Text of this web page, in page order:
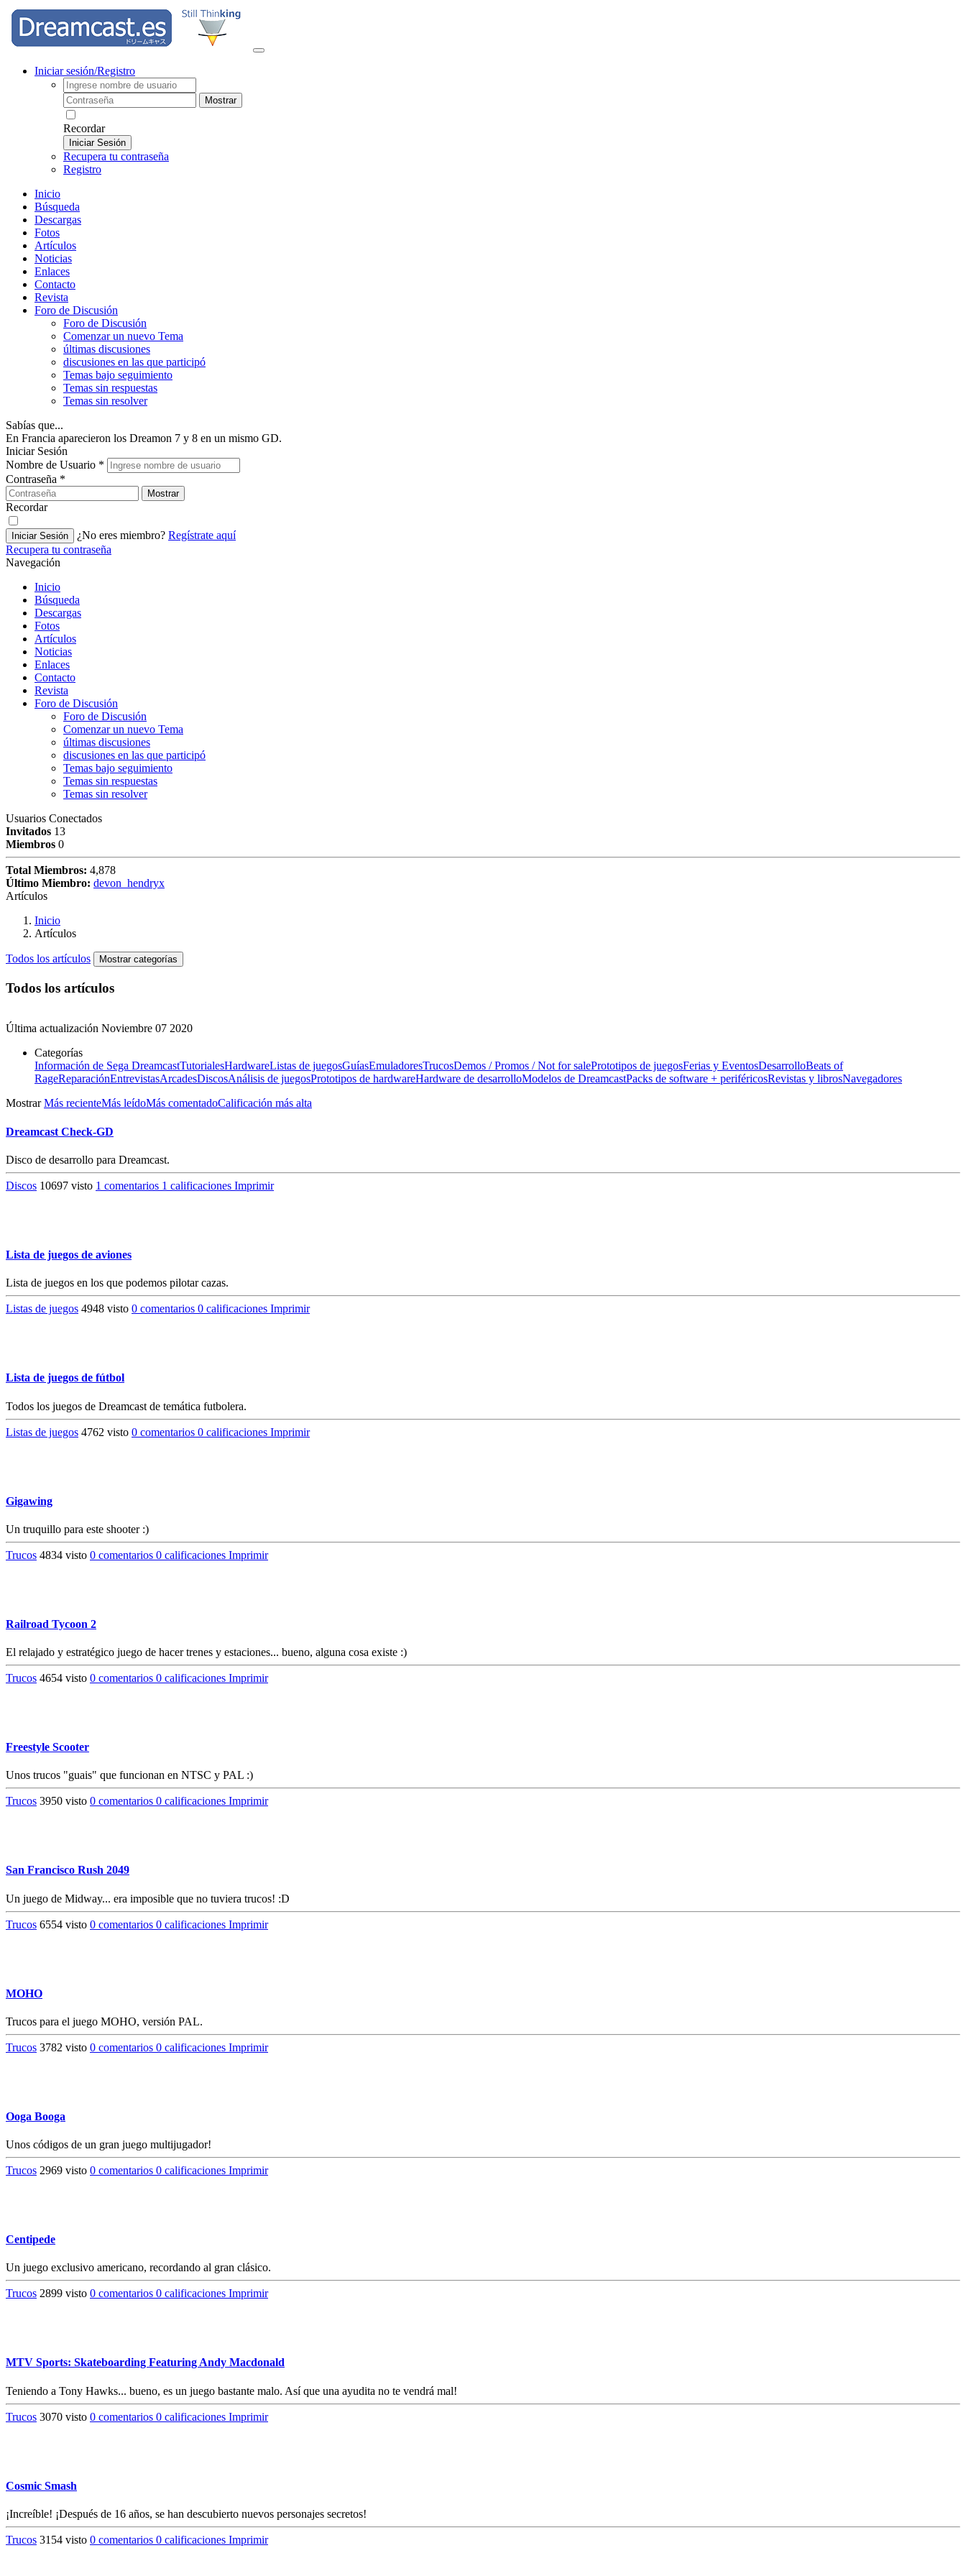
Iniciar sesión/Registro
Mostrar
Recordar
Iniciar Sesión
Recupera tu contraseña
Registro
Inicio
Búsqueda
Descargas
Fotos
Artículos
Noticias
Enlaces
Contacto
Revista
Foro de Discusión
Foro de Discusión
Comenzar un nuevo Tema
últimas discusiones
discusiones en las que participó
Temas bajo seguimiento
Temas sin respuestas
Temas sin resolver
Sabías que...
En Francia aparecieron los Dreamon 7 y 8 en un mismo GD.
Iniciar Sesión
Nombre de Usuario *
Contraseña *
Mostrar
Recordar
Iniciar Sesión ¿No eres miembro? Regístrate aquí
Recupera tu contraseña
Navegación
Inicio
Búsqueda
Descargas
Fotos
Artículos
Noticias
Enlaces
Contacto
Revista
Foro de Discusión
Foro de Discusión
Comenzar un nuevo Tema
últimas discusiones
discusiones en las que participó
Temas bajo seguimiento
Temas sin respuestas
Temas sin resolver
Usuarios Conectados
Invitados 13
Miembros 0
Total Miembros: 4,878
Último Miembro: devon_hendryx
Artículos
Inicio
Artículos
Todos los artículos Mostrar categorías
Todos los artículos
Última actualización Noviembre 07 2020
Categorías
Información de Sega DreamcastTutorialesHardwareListas de juegosGuíasEmuladoresTrucosDemos / Promos / Not for salePrototipos de juegosFerias y EventosDesarrolloBeats of
RageReparaciónEntrevistasArcadesDiscosAnálisis de juegosPrototipos de hardwareHardware de desarrolloModelos de DreamcastPacks de software + periféricosRevistas y librosNavegadores
Mostrar Más recienteMás leídoMás comentadoCalificación más alta
Dreamcast Check-GD
Disco de desarrollo para Dreamcast.
Discos 10697 visto 1 comentarios 1 calificaciones Imprimir
Lista de juegos de aviones
Lista de juegos en los que podemos pilotar cazas.
Listas de juegos 4948 visto 0 comentarios 0 calificaciones Imprimir
Lista de juegos de fútbol
Todos los juegos de Dreamcast de temática futbolera.
Listas de juegos 4762 visto 0 comentarios 0 calificaciones Imprimir
Gigawing
Un truquillo para este shooter :)
Trucos 4834 visto 0 comentarios 0 calificaciones Imprimir
Railroad Tycoon 2
El relajado y estratégico juego de hacer trenes y estaciones... bueno, alguna cosa existe :)
Trucos 4654 visto 0 comentarios 0 calificaciones Imprimir
Freestyle Scooter
Unos trucos "guais" que funcionan en NTSC y PAL :)
Trucos 3950 visto 0 comentarios 0 calificaciones Imprimir
San Francisco Rush 2049
Un juego de Midway... era imposible que no tuviera trucos! :D
Trucos 6554 visto 0 comentarios 0 calificaciones Imprimir
MOHO
Trucos para el juego MOHO, versión PAL.
Trucos 3782 visto 0 comentarios 0 calificaciones Imprimir
Ooga Booga
Unos códigos de un gran juego multijugador!
Trucos 2969 visto 0 comentarios 0 calificaciones Imprimir
Centipede
Un juego exclusivo americano, recordando al gran clásico.
Trucos 2899 visto 0 comentarios 0 calificaciones Imprimir
MTV Sports: Skateboarding Featuring Andy Macdonald
Teniendo a Tony Hawks... bueno, es un juego bastante malo. Así que una ayudita no te vendrá mal!
Trucos 3070 visto 0 comentarios 0 calificaciones Imprimir
Cosmic Smash
¡Increíble! ¡Después de 16 años, se han descubierto nuevos personajes secretos!
Trucos 3154 visto 0 comentarios 0 calificaciones Imprimir